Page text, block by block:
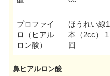
プロファイ
ロ（ヒアル
ロン酸）
ほうれい線1
本（2cc） 1
回
鼻ヒアルロン酸